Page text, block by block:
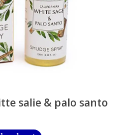
salie & palo santo